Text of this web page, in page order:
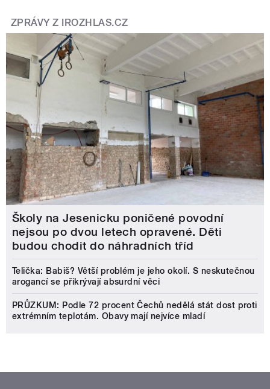
ZPRÁVY Z IROZHLAS.CZ
Školy na Jesenicku poničené povodní
nejsou po dvou letech opravené. Děti
budou chodit do náhradních tříd
Telička: Babiš? Větší problém je jeho okolí. S neskutečnou
arogancí se přikrývají absurdní věci
PRŮZKUM: Podle 72 procent Čechů nedělá stát dost proti
extrémním teplotám. Obavy mají nejvíce mladí